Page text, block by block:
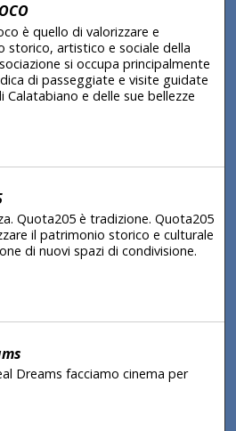
è quello di valorizzare e
storico, artistico e sociale della
si occupa principalmente
di passeggiate e visite guidate
e delle sue bellezze
Quota205 è tradizione. Quota205
il patrimonio storico e culturale
di nuovi spazi di condivisione.
Dreams facciamo cinema per